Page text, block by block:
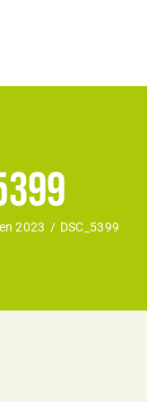
2023 DSC_5399